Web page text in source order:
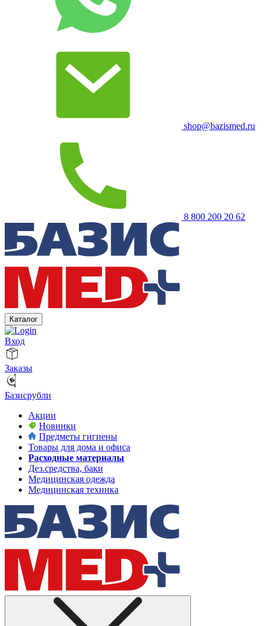
shop@bazismed.ru
8 800 200 20 62
Каталог
Вход
Заказы
Базисрубли
Акции
Новинки
Предметы гигиены
Товары для дома и офиса
Расходные материалы
Дез.средства, баки
Медицинская одежда
Медицинская техника